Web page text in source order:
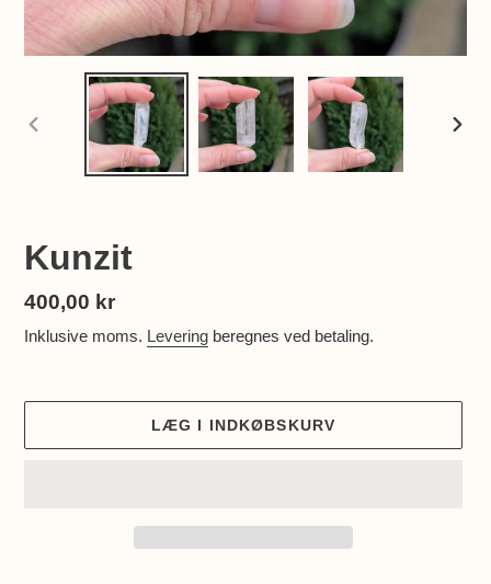
FORRIGE
BILLEDE
Kunzit
Normalpris
400,00 kr
Inklusive moms. Levering beregnes ved betaling.
LÆG I INDKØBSKURV